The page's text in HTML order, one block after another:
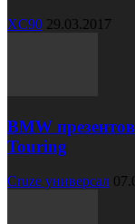
XC90 29.03.2017
BMW
Touring
Cruze универсал